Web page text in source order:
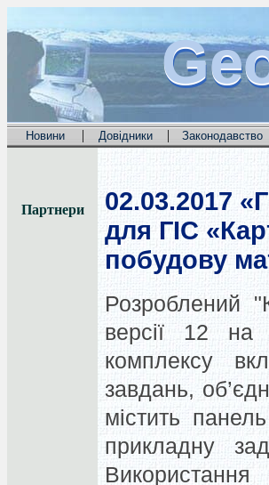
Новини | Довідники | Законодавство
Партнери 02.03.2017
для ГІС
побудову
Розроблений
версії 12 на
комплексу
завдань,
містить
прикладну
Використання